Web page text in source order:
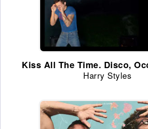
Kiss All The Time. Disco,
Harry Styles